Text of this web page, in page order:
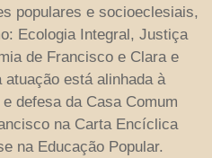
populares e socioeclesiais,
Ecologia Integral, Justiça
de Francisco e Clara e
atuação está alinhada à
defesa da Casa Comum
na Carta Encíclica
na Educação Popular.